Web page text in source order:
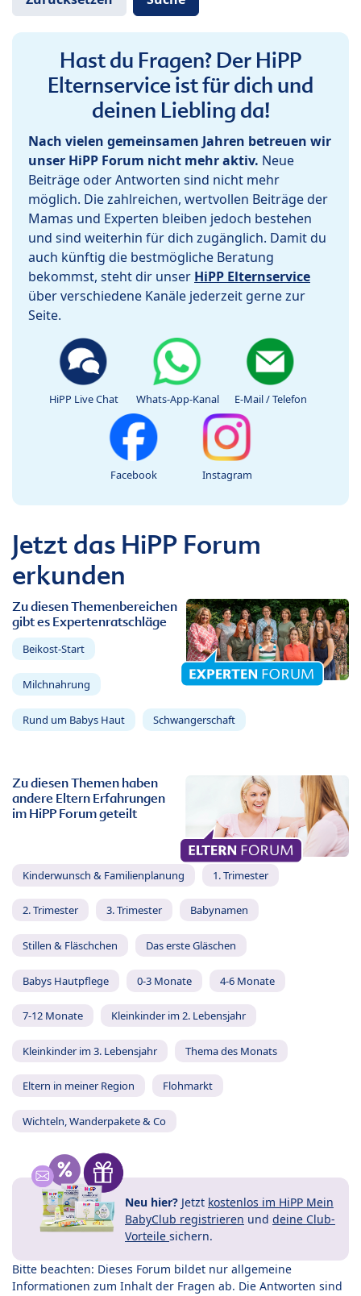
Hast du Fragen? Der HiPP
Elternservice ist für dich und
deinen Liebling da!
Nach vielen gemeinsamen Jahren betreuen wir
unser HiPP Forum nicht mehr aktiv. Neue
Beiträge oder Antworten sind nicht mehr
möglich. Die zahlreichen, wertvollen Beiträge der
Mamas und Experten bleiben jedoch bestehen
und sind weiterhin für dich zugänglich. Damit du
auch künftig die bestmögliche Beratung
bekommst, steht dir unser HiPP Elternservice
über verschiedene Kanäle jederzeit gerne zur
Seite.
HiPP Live Chat Whats-App-Kanal E-Mail / Telefon
Facebook Instagram
Jetzt das HiPP Forum
erkunden
Zu diesen Themenbereichen
gibt es Expertenratschläge
Beikost-Start
Milchnahrung
Rund um Babys Haut Schwangerschaft
Zu diesen Themen haben
andere Eltern Erfahrungen
im HiPP Forum geteilt
Kinderwunsch & Familienplanung 1. Trimester
2. Trimester 3. Trimester Babynamen
Stillen & Fläschchen Das erste Gläschen
Babys Hautpflege 0-3 Monate 4-6 Monate
7-12 Monate Kleinkinder im 2. Lebensjahr
Kleinkinder im 3. Lebensjahr Thema des Monats
Eltern in meiner Region Flohmarkt
Wichteln, Wanderpakete & Co
Neu hier? Jetzt kostenlos im HiPP Mein
BabyClub registrieren und deine Club-
Vorteile sichern.
Bitte beachten: Dieses Forum bildet nur allgemeine
Informationen zum Inhalt der Fragen ab. Die Antworten sind